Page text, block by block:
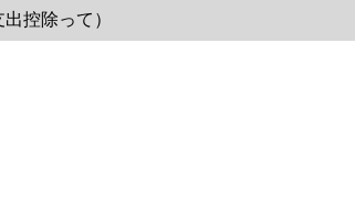
控除って）